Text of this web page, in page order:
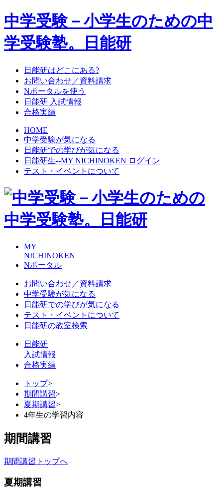
中学受験－小学生のための中
学受験塾。日能研
日能研はどこにある?
お問い合わせ／資料請求
Nポータルを使う
日能研 入試情報
合格実績
HOME
中学受験が気になる
日能研での学びが気になる
日能研生--MY NICHINOKEN ログイン
テスト・イベントについて
MY
NICHINOKEN
Nポータル
お問い合わせ／資料請求
中学受験が気になる
日能研での学びが気になる
テスト・イベントについて
日能研の教室検索
日能研
入試情報
合格実績
トップ>
期間講習>
夏期講習>
4年生の学習内容
期間講習
期間講習トップへ
夏期講習